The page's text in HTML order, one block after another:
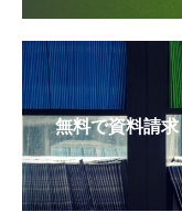
無料で資料請求